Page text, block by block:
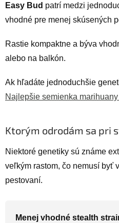
Easy Bud patrí medzi
vhodné pre menej skúsených
Rastie kompaktne a býva
alebo na balkón.
Ak hľadáte jednoduchšie
Najlepšie semienka
Ktorým odrodám sa pri
Niektoré genetiky sú známe
veľkým rastom, čo nemusí byť
pestovaní.
Menej vhodné stealth